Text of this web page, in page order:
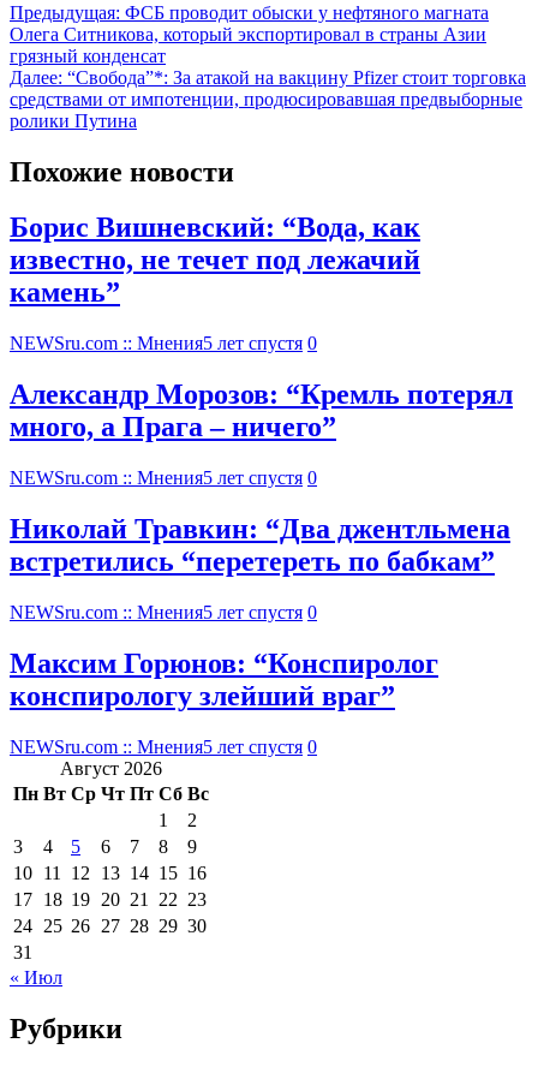
Предыдущая: ФСБ проводит обыски у нефтяного магната
Олега Ситникова, который экспортировал в страны Азии
грязный конденсат
Далее: “Свобода”*: За атакой на вакцину Pfizer стоит торговка
средствами от импотенции, продюсировавшая предвыборные
ролики Путина
Похожие новости
Борис Вишневский: “Вода, как
известно, не течет под лежачий
камень”
NEWSru.com :: Мнения5 лет спустя 0
Александр Морозов: “Кремль потерял
много, а Прага – ничего”
NEWSru.com :: Мнения5 лет спустя 0
Николай Травкин: “Два джентльмена
встретились “перетереть по бабкам”
NEWSru.com :: Мнения5 лет спустя 0
Максим Горюнов: “Конспиролог
конспирологу злейший враг”
NEWSru.com :: Мнения5 лет спустя 0
Август 2026
Пн Вт Ср Чт Пт Сб Вс
1
2
3
4 5 6 7 8
9
10 11 12 13 14 15 16
17 18 19 20 21 22 23
24 25 26 27 28 29 30
31
« Июл
Рубрики